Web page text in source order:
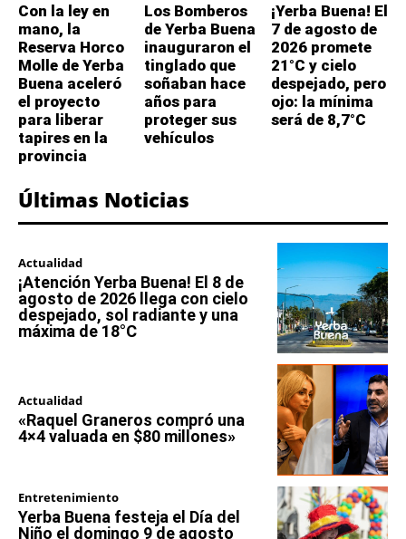
Con la ley en
mano, la
Reserva Horco
Molle de Yerba
Buena aceleró
el proyecto
para liberar
tapires en la
provincia
Los Bomberos
de Yerba Buena
inauguraron el
tinglado que
soñaban hace
años para
proteger sus
vehículos
¡Yerba Buena! El
7 de agosto de
2026 promete
21°C y cielo
despejado, pero
ojo: la mínima
será de 8,7°C
Últimas Noticias
Actualidad
¡Atención Yerba Buena! El 8 de
agosto de 2026 llega con cielo
despejado, sol radiante y una
máxima de 18°C
Actualidad
«Raquel Graneros compró una
4×4 valuada en $80 millones»
Entretenimiento
Yerba Buena festeja el Día del
Niño el domingo 9 de agosto